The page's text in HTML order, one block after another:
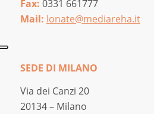
Fax: 0331 661777
Mail: lonate@mediareha.it
SEDE DI MILANO
Via dei Canzi 20
20134 – Milano